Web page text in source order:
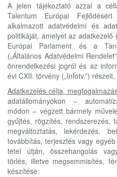
A jelen tájékoztató azzal a
Talentum Európai
alkalmazott adatvédelmi és
politikáját, amelyet az adatkezelő
Európai Parlament és a
(„Általános Adatvédelmi
önrendelkezési jogról és az
évi CXII. törvény („Infotv.”)
Adatkezelés célja,
adatállományokon –
módon – végzett bármely
gyűjtés, rögzítés, rendszerezés,
megváltoztatás, lekérdezés,
továbbítás, terjesztés vagy
tétel útján, összehangolás
törlés, illetve megsemmisítés,
készítése.